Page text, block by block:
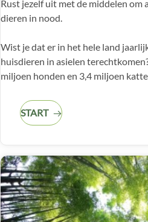
Rust jezelf uit met de middelen om
dieren in nood.
Wist je dat er in het hele land
huisdieren in asielen
miljoen honden en 3,4 miljoen
START